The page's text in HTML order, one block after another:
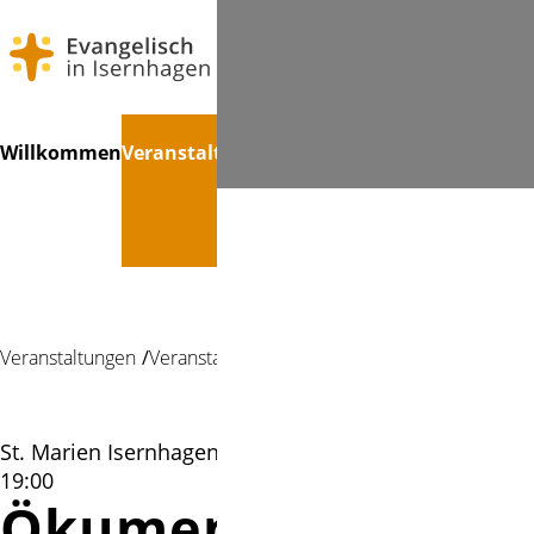
überspringen
WillkommenVeranstaltungen
Veranstaltungen Veranstaltung
St. Marien Isernhagen, Gemeindehaus | 04.11.2025
19:00